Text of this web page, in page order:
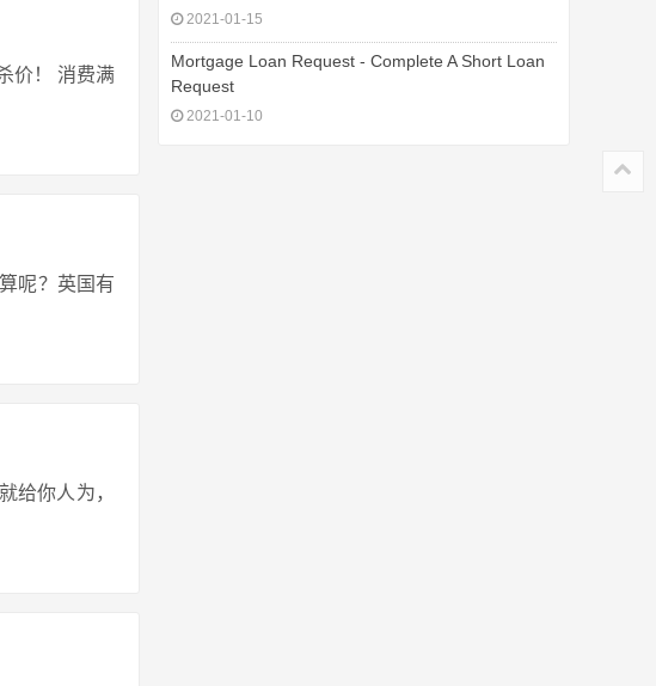
价！ 消费满
呢？英国有
给你人为，
2021-01-15
Mortgage Loan Request - Complete A Short Loan
Request
2021-01-10